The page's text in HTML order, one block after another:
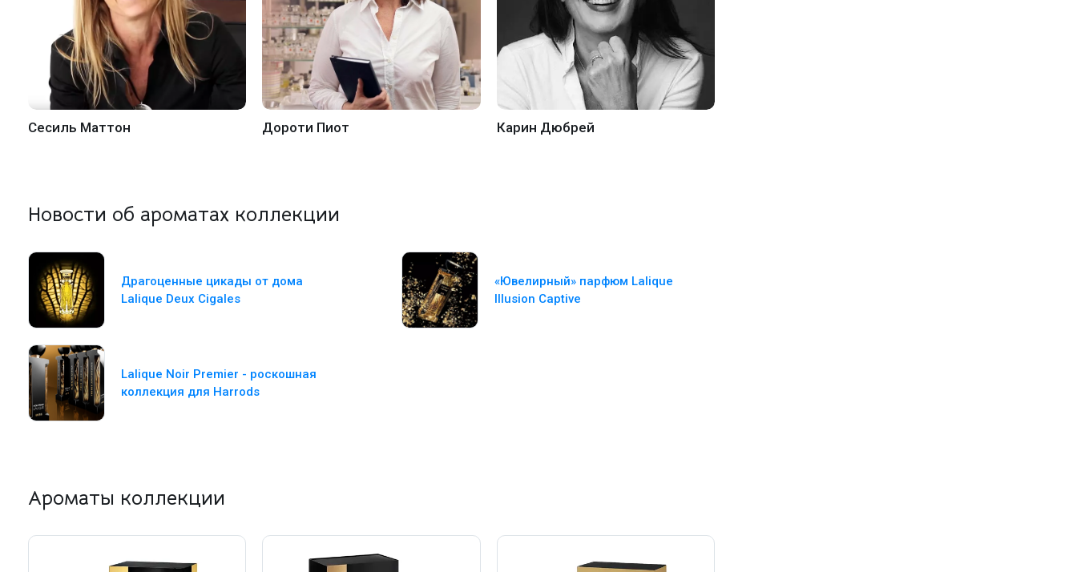
Сесиль Маттон Дороти Пиот Карин Дюбрей
Новости об ароматах коллекции
Драгоценные цикады от дома
Lalique Deux Cigales
«Ювелирный» парфюм Lalique
Illusion Captive
Lalique Noir Premier - роскошная
коллекция для Harrods
Ароматы коллекции